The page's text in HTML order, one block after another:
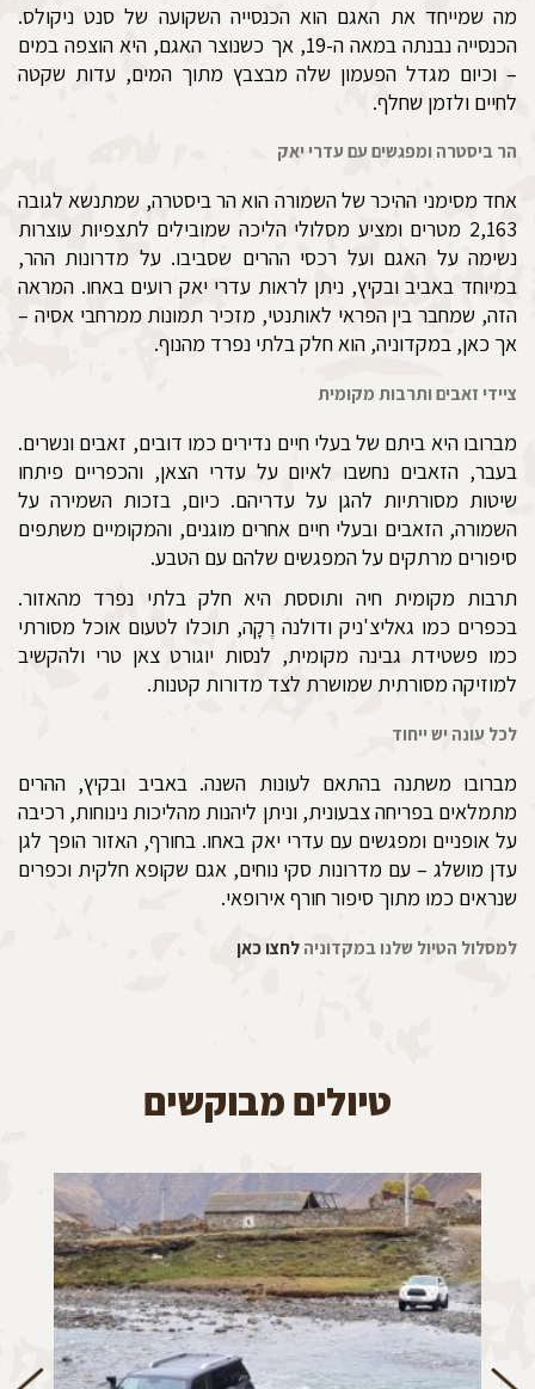
מה שמייחד את האגם הוא הכנסייה השקועה של סנט ניקולס.
הכנסייה נבנתה במאה ה-19, אך כשנוצר האגם, היא הוצפה במים
– וכיום מגדל הפעמון שלה מבצבץ מתוך המים, עדות שקטה
לחיים ולזמן שחלף.
הר ביסטרה ומפגשים עם עדרי יאק
אחד מסימני ההיכר של השמורה הוא הר ביסטרה, שמתנשא לגובה
2,163 מטרים ומציע מסלולי הליכה שמובילים לתצפיות עוצרות
נשימה על האגם ועל רכסי ההרים שסביבו. על מדרונות ההר,
במיוחד באביב ובקיץ, ניתן לראות עדרי יאק רועים באחו. המראה
הזה, שמחבר בין הפראי לאותנטי, מזכיר תמונות ממרחבי אסיה –
אך כאן, במקדוניה, הוא חלק בלתי נפרד מהנוף.
ציידי זאבים ותרבות מקומית
מברובו היא ביתם של בעלי חיים נדירים כמו דובים, זאבים ונשרים.
בעבר, הזאבים נחשבו לאיום על עדרי הצאן, והכפריים פיתחו
שיטות מסורתיות להגן על עדריהם. כיום, בזכות השמירה על
השמורה, הזאבים ובעלי חיים אחרים מוגנים, והמקומיים משתפים
סיפורים מרתקים על המפגשים שלהם עם הטבע.
תרבות מקומית חיה ותוססת היא חלק בלתי נפרד מהאזור.
בכפרים כמו גאליצ'ניק ודולנה רֶקָה, תוכלו לטעום אוכל מסורתי
כמו פשטידת גבינה מקומית, לנסות יוגורט צאן טרי ולהקשיב
למוזיקה מסורתית שמושרת לצד מדורות קטנות.
לכל עונה יש ייחוד
מברובו משתנה בהתאם לעונות השנה. באביב ובקיץ, ההרים
מתמלאים בפריחה צבעונית, וניתן ליהנות מהליכות נינוחות, רכיבה
על אופניים ומפגשים עם עדרי יאק באחו. בחורף, האזור הופך לגן
עדן מושלג – עם מדרונות סקי נוחים, אגם שקופא חלקית וכפרים
שנראים כמו מתוך סיפור חורף אירופאי.
למסלול הטיול שלנו במקדוניה לחצו כאן
טיולים מבוקשים